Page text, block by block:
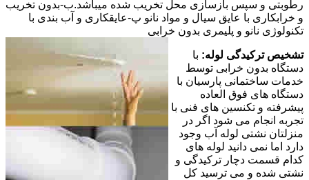
رطوبتی و سپس بازسازی محل تخریب شده میباشد.ب-بدون تخریب
و خرابکاری با عایق سیال و مواد نانو پ-عایقکاری و آب بندی با
تکنولوژی نانو و پلیمری بدون خرابی
تشخیص ترکیدگی لوله: با
دستگاه بدون خرابی توسط
خدمات ساختمانی پارسیان با
دستگاه های فوق العاده
پیشرفته و تکنسین های فنی با
تجربه انجام می شود اگر در
منزلتان نشتی لوله آب وجود
دارد اما نمی دانید لوله های
کدام قسمت دچار ترکیدگی و
نشتی شده و می ترسید کل